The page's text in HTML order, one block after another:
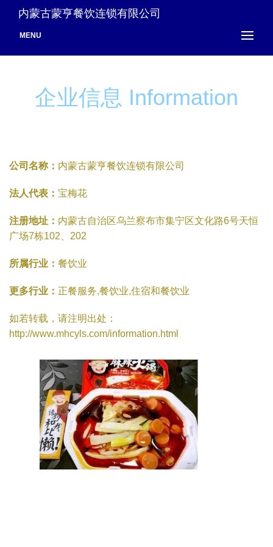
内蒙古蒙亨餐饮连锁有限公司
MENU
企业信息 Information
公司名称： 内蒙古蒙亨餐饮连锁有限公司
法人代表： 宝梅花
注册地址： 内蒙古自治区乌兰察布市集宁区文化路6号天恒
广场7栋102、202
所属行业： 餐饮业
更多行业： 正餐服务,餐饮业,住宿和餐饮业
如若转载，请注明出处：
http://www.mhcyls.com/information.html